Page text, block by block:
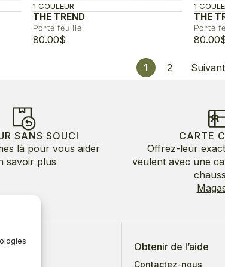
THE TREND
Porte feuille
1 COULEUR
80.00$
THE
Porte
1
80.00
1 2
SANS SOUCI
là pour vous aider
savoir plus
CARTE
Offrez-leur
veulent avec une
Obtenir de l’aide
Contactez-nous